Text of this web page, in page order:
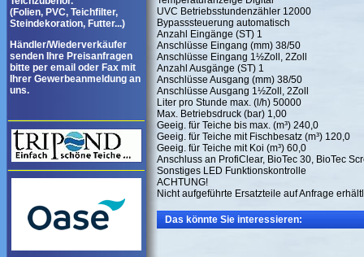
(Folien, PVC, Teichfilter,
Steindekoration, Futter...)
Händler/Wiederverkäufer
senden Ihre Preisanfragen
bitte per email oder Fax mit
Ihrer Gewerbeanmeldung an
uns.
UVC Betriebsstundenzähler 12000
Bypasssteuerung automatisch
Anzahl Eingänge (ST) 1
Anschlüsse Eingang (mm) 38/50
Anschlüsse Eingang 1½Zoll, 2Zoll
Anzahl Ausgänge (ST) 1
Anschlüsse Ausgang (mm) 38/50
Anschlüsse Ausgang 1½Zoll, 2Zoll
Liter pro Stunde max. (l/h) 50000
Max. Betriebsdruck (bar) 1,00
Geeig. für Teiche bis max. (m³) 240,0
Geeig. für Teiche mit Fischbesatz (m³) 120,0
Geeig. für Teiche mit Koi (m³) 60,0
Anschluss an ProfiClear, BioTec 30, BioTec
Sonstiges LED Funktionskontrolle
ACHTUNG!
Nicht aufgeführte Ersatzteile auf Anfrage
Das könnte Sie interessieren: